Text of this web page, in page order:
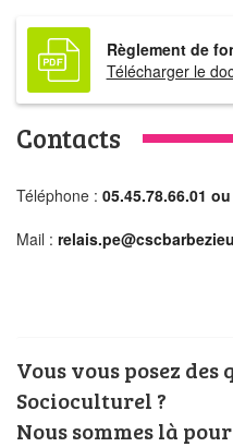
Règlement de
Télécharger le
Contacts
Téléphone : 05.45.78.66.01
Mail :
Vous vous posez
Socioculturel ?
Nous sommes là